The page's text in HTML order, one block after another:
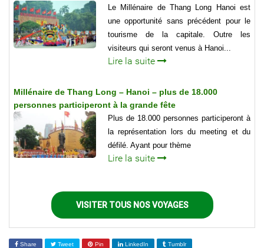
Le Millénaire de Thang Long Hanoi est
une opportunité sans précédent pour le
tourisme de la capitale. Outre les
visiteurs qui seront venus à Hanoi...
Lire la suite
Millénaire de Thang Long – Hanoi – plus de 18.000
personnes participeront à la grande fête
Plus de 18.000 personnes participeront à
la représentation lors du meeting et du
défilé. Ayant pour thème
Lire la suite
VISITER TOUS NOS VOYAGES
Share Tweet Pin LinkedIn Tumblr